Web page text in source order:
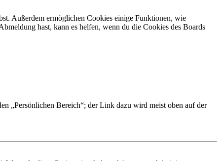
Außerdem ermöglichen Cookies einige Funktionen, wie
hast, kann es helfen, wenn du die Cookies des Boards
„Persönlichen Bereich“; der Link dazu wird meist oben auf der